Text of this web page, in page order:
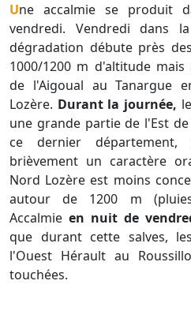
Une accalmie se produit dans la nuit de jeudi à
vendredi. Vendredi dans
dégradation débute près
1000/1200 m d'altitude
de l'Aigoual au Tanargue
Lozère. Durant la journée,
une grande partie de l'Est
ce dernier département,
brièvement un caractère
Nord Lozère est moins
autour de 1200 m (pluies
Accalmie en nuit de
que durant cette salves,
l'Ouest Hérault au
touchées.